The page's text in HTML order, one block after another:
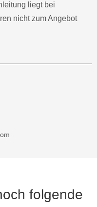
liegt bei
nicht zum Angebot
folgende